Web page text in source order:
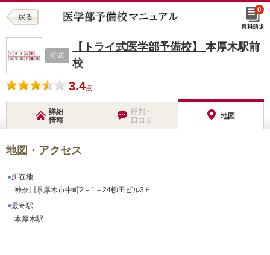
戻る
0
公式
【トライ式医学部予備校】 本厚木駅前
校
3.4点
詳細
情報
評判・
口コミ
地図
地図・アクセス
所在地
神奈川県厚木市中町2－1－24柳田ビル3Ｆ
最寄駅
本厚木駅